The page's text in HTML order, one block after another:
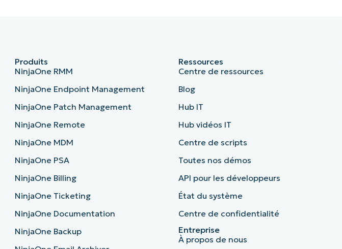
Produits
NinjaOne RMM
NinjaOne Endpoint Management
NinjaOne Patch Management
NinjaOne Remote
NinjaOne MDM
NinjaOne PSA
NinjaOne Billing
NinjaOne Ticketing
NinjaOne Documentation
NinjaOne Backup
Ressources
Centre de ressources
Blog
Hub IT
Hub vidéos IT
Centre de scripts
Toutes nos démos
API pour les développeurs
État du système
Centre de confidentialité
Entreprise
À propos de nous